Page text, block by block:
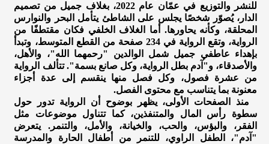
للنشر والتوزيع في عمّان عام 2022، بغلاف جميل من تصميم
الدار، يُصوّر شخصًا يجلس على الشاطئ يتأمل البحر والنوارس
المحلقة، وكأنه يحاورها. أما الغلاف الخلفي فكان مقتطفًا من
الرواية، وتقع الرواية في 234 صفحة من القطع المتوسط، وتبدأ
بإهداء عاطفي جميل شمل الوالدين "رحمهما الله"، والأهل،
والأصدقاء، و"آدم بطل الرواية، وكل صانع بسمة". تتألف الرواية
من عشرة فصول، وكل فصل منها ينقسم إلى عدة أجزاء
معنونة بما يتناسب مع محتوى الفصل.
منذ الصفحات الأولى، يظهر بوضوح أن الرواية تدور حول
سطوة رأس المال والمتنفذين، كما تتناول موضوعات مثل
الفقر، والبؤس، والحب، والخيانة، والأمل، والتنمر. يتعرض
"آدم"، الطفل الراوي، للتنمر من أطفال الحارة والمدرسة